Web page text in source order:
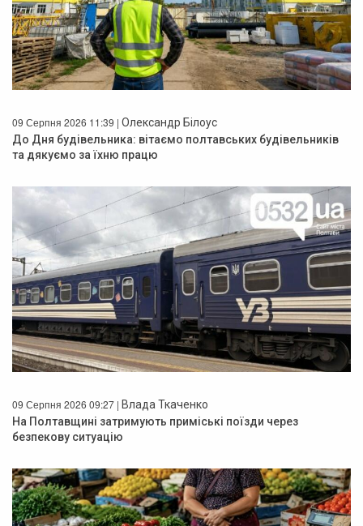
09 Серпня 2026 11:39 | Олександр Білоус
До Дня будівельника: вітаємо полтавських будівельників
та дякуємо за їхню працю
09 Серпня 2026 09:27 | Влада Ткаченко
На Полтавщині затримують приміські поїзди через
безпекову ситуацію